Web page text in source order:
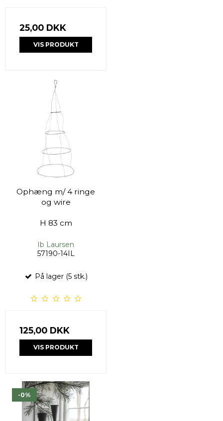
25,00 DKK
VIS PRODUKT
Ophæng m/ 4 ringe
og wire
H 83 cm
Ib Laursen
57190-14IL
På lager (5 stk.)
125,00 DKK
VIS PRODUKT
-0%